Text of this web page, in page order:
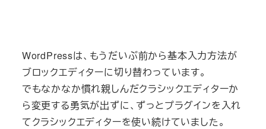
WordPressは、もうだいぶ前から基本入力方法が
ブロックエディターに切り替わっています。
でもなかなか慣れ親しんだクラシックエディターか
ら変更する勇気が出ずに、ずっとプラグインを入れ
てクラシックエディターを使い続けていました。